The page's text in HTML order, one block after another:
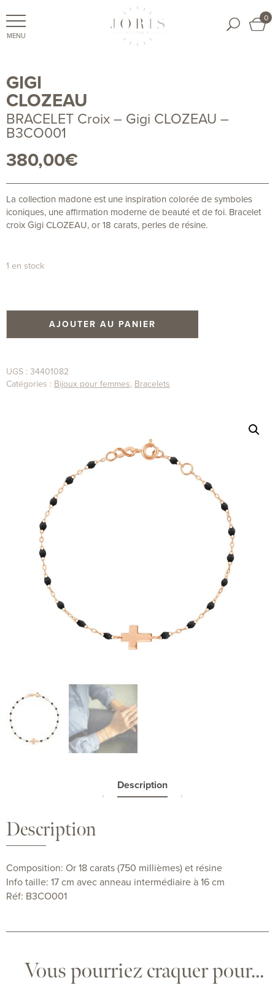
0
GIGI
CLOZEAU
BRACELET Croix – Gigi CLOZEAU –
B3CO001
380,00€
La collection madone est une inspiration colorée de symboles
iconiques, une affirmation moderne de beauté et de foi. Bracelet
croix Gigi CLOZEAU, or 18 carats, perles de résine.
1 en stock
AJOUTER AU PANIER
UGS : 34401082
Catégories : Bijoux pour femmes, Bracelets
Description
Description
Composition: Or 18 carats (750 millièmes) et résine
Info taille: 17 cm avec anneau intermédiaire à 16 cm
Réf: B3CO001
Vous pourriez craquer pour...